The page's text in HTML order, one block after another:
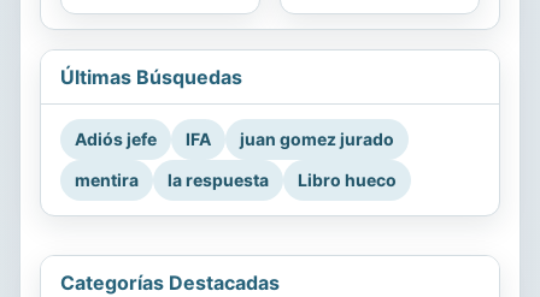
Últimas Búsquedas
Adiós jefe IFA
juan gomez jurado
mentira
la respuesta Libro hueco
Categorías Destacadas